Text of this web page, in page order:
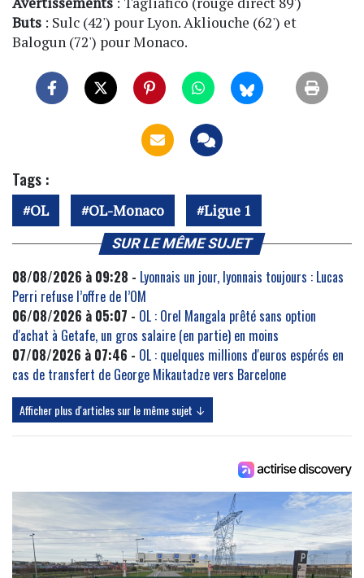
Buts : Sulc (42') pour Lyon. Akliouche (62') et
Balogun (72') pour Monaco.
Tags :
OL OL-Monaco Ligue 1
SUR LE MÊME SUJET
08/08/2026 à 09:28 - Lyonnais un jour, lyonnais toujours : Lucas
Perri refuse l’offre de l’OM
06/08/2026 à 05:07 - OL : Orel Mangala prêté sans option
d'achat à Getafe, un gros salaire (en partie) en moins
07/08/2026 à 07:46 - OL : quelques millions d'euros espérés en
cas de transfert de George Mikautadze vers Barcelone
Afficher plus d'articles sur le même sujet ↓